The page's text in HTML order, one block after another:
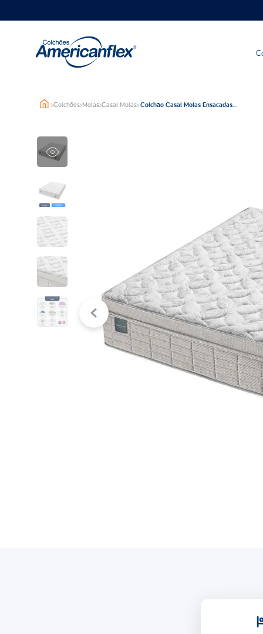
>Colchões>Molas>Casal Molas>Colchão Casal Molas Ensacadas